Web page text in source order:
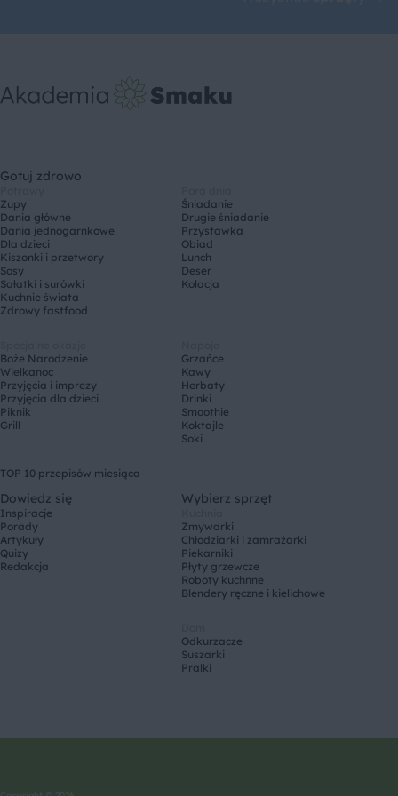
Gotuj zdrowo
Zupy
Dania główne
Dania jednogarnkowe
Dla dzieci
Kiszonki i przetwory
Sosy
Sałatki i surówki
Kuchnie świata
Zdrowy fastfood
Śniadanie
Drugie śniadanie
Przystawka
Obiad
Lunch
Deser
Kolacja
Boże Narodzenie
Wielkanoc
Przyjęcia i imprezy
Przyjęcia dla dzieci
Piknik
Grill
Grzańce
Kawy
Herbaty
Drinki
Smoothie
Koktajle
Soki
TOP 10 przepisów miesiąca
Dowiedz się
Inspiracje
Porady
Artykuły
Quizy
Redakcja
Wybierz sprzęt
Zmywarki
Chłodziarki i zamrażarki
Piekarniki
Płyty grzewcze
Roboty kuchnne
Blendery ręczne i kielichowe
Odkurzacze
Suszarki
Pralki